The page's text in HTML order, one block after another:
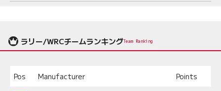
ラリー/WRCチームランキングTeam Ranking
Pos Manufacturer Points